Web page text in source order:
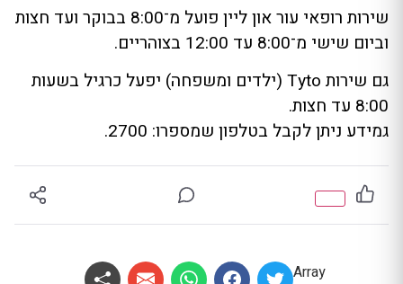
שירות רופאי עור און ליין פועל מ־8:00 בבוקר ועד חצות
וביום שישי מ־8:00 עד 12:00 בצוהריים.
גם שירות Tyto (ילדים ומשפחה) יפעל כרגיל בשעות
8:00 עד חצות.
גמידע ניתן לקבל בטלפון שמספרו: 2700.
Array